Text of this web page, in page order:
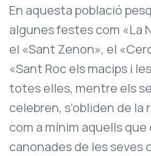
En aquesta població
algunes festes com «La
el «Sant Zenon», el
«Sant Roc els macips i
totes elles, mentre els
celebren, s’obliden de la
com a mínim aquells
canonades de les seves